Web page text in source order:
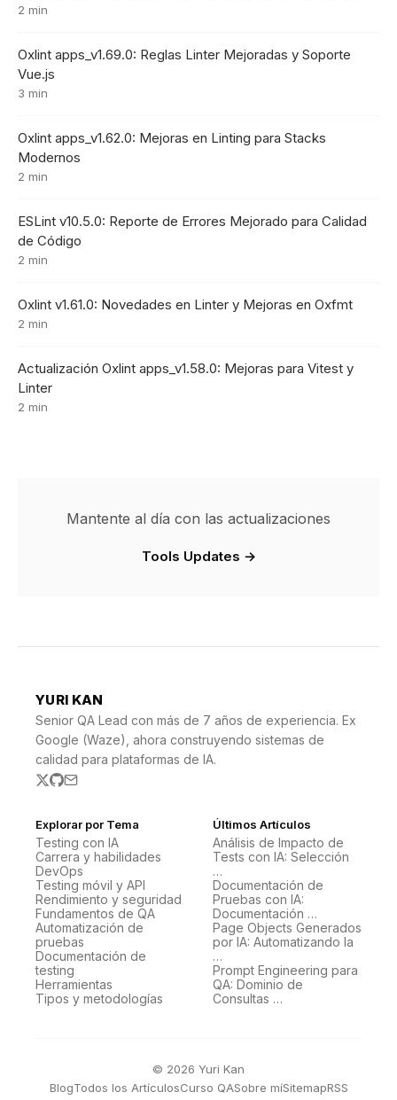
2 min
Oxlint apps_v1.69.0: Reglas Linter Mejoradas y Soporte
Vue.js
3 min
Oxlint apps_v1.62.0: Mejoras en Linting para Stacks
Modernos
2 min
ESLint v10.5.0: Reporte de Errores Mejorado para Calidad
de Código
2 min
Oxlint v1.61.0: Novedades en Linter y Mejoras en Oxfmt
2 min
Actualización Oxlint apps_v1.58.0: Mejoras para Vitest y
Linter
2 min
Mantente al día con las actualizaciones
Tools Updates →
YURI KAN
Senior QA Lead con más de 7 años de experiencia. Ex
Google (Waze), ahora construyendo sistemas de
calidad para plataformas de IA.
Explorar por Tema
Testing con IA
Carrera y habilidades
DevOps
Testing móvil y API
Rendimiento y seguridad
Fundamentos de QA
Automatización de
pruebas
Documentación de
testing
Herramientas
Tipos y metodologías
Últimos Artículos
Análisis de Impacto de
Tests con IA: Selección
…
Documentación de
Pruebas con IA:
Documentación …
Page Objects Generados
por IA: Automatizando la
…
Prompt Engineering para
QA: Dominio de
Consultas …
© 2026 Yuri Kan
BlogTodos los ArtículosCurso QASobre míSitemapRSS